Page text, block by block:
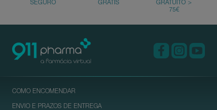
COMO ENCOMENDAR
ENVIO E PRAZOS DE ENTREGA